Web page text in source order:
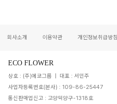
회사소개 이용약관 개인정보취급방침
ECO FLOWER
상호 : (주)에코그룹 | 대표 : 서민주
사업자등록번호(본사) : 109-86-25447
통신판매업신고 : 고양덕양구-1318호